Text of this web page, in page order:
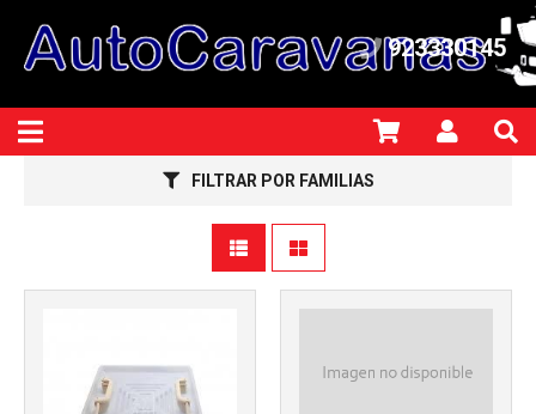
923330145
FILTRAR POR FAMILIAS
Más info Más info